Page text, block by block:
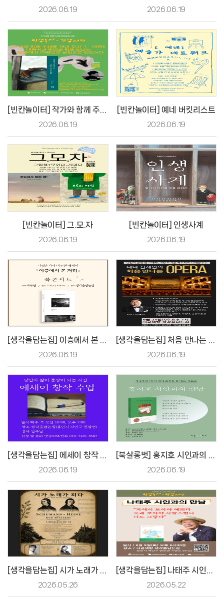
2026.06.19 2026.06.19
2026.06.19
[빈칸놀이터] 예네 버킷리스트
2026.06.19
[빈칸놀이터] 그.모.자
2026.06.19
[빈칸놀이터] 인생사계
2026.06.19
2026.06.19 2026.06.19
2026.06.19 2026.06.19
2026.05.26 2026.05.22